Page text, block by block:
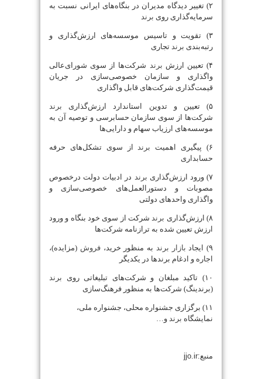
۲) تغییر دیدگاه مدیران در بنگاه‌های ایرانی نسبت به
سرمایه‌گذاری روی برند
۳) تقویت و تاسیس موسسه‌های ارزش‌گذاری و
رتبه‌بندی برند تجاری
۴) تعیین ارزش برند شرکت‌ها از سوی شورای‌عالی
واگذاری و سازمان خصوصی‌سازی در جریان
قیمت‌گذاری شرکت‌های قابل واگذاری
۵) تعیین و تدوین استاندارد ارزش‌گذاری
برند
شرکت‌ها از سوی سازمان حسابرسی و توصیه آن به
موسسه‌های ارزیاب سهام و دارایی‌ها
۶) پیگیری اهمیت برند
از سوی تشکل‌های حرفه
حسابداری
۷) ورود ارزش‌گذاری برند در ادبیات دولت درخصوص
مصوبات و دستورالعمل‌های خصوصی‌سازی و
واگذاری واحدهای دولتی
۸) ارزش‌گذاری برند شرکت از سوی خود بنگاه و ورود
ارزش تعیین شده به ترازنامه شرکت‌ها
۹) ایجاد بازار برند به منظور خرید،فروش (مزایده)،
‌اجاره و ادغام برندها در یکدیگر
۱۰) تاکید مبلغان و شرکت‌های تبلیغاتی روی
برند
(برندینگ) شرکت‌ها به منظور فرهنگ‌سازی
۱۱) برگزاری جشنواره محلی، جشنواره ملی،
نمایشگاه برند و…
منبع:jjo.ir